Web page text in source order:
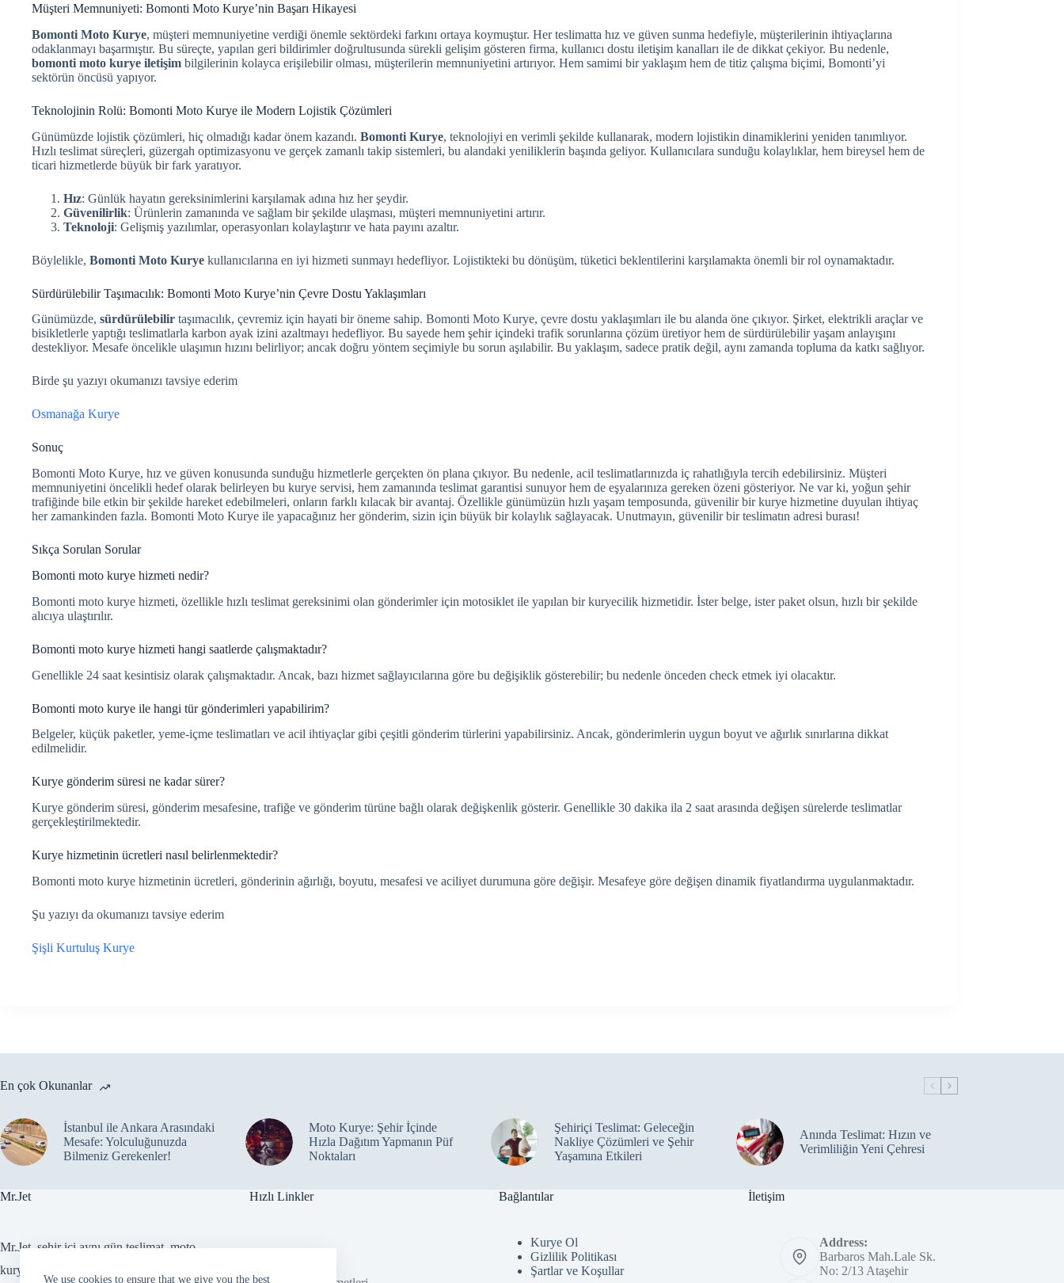
We use cookies to ensure that we give you the best
Müşteri Memnuniyeti: Bomonti Moto Kurye’nin Başarı Hikayesi
Bomonti Moto Kurye, müşteri memnuniyetine verdiği önemle sektördeki farkını ortaya koymuştur. Her teslimatta hız ve güven sunma hedefiyle, müşterilerinin ihtiyaçlarına
odaklanmayı başarmıştır. Bu süreçte, yapılan geri bildirimler doğrultusunda sürekli gelişim gösteren firma, kullanıcı dostu iletişim kanalları ile de dikkat çekiyor. Bu nedenle,
bomonti moto kurye iletişim bilgilerinin kolayca erişilebilir olması, müşterilerin memnuniyetini artırıyor. Hem samimi bir yaklaşım hem de titiz çalışma biçimi, Bomonti’yi
sektörün öncüsü yapıyor.
Teknolojinin Rolü: Bomonti Moto Kurye ile Modern Lojistik Çözümleri
Günümüzde lojistik çözümleri, hiç olmadığı kadar önem kazandı. Bomonti Kurye, teknolojiyi en verimli şekilde kullanarak, modern lojistikin dinamiklerini yeniden tanımlıyor.
Hızlı teslimat süreçleri, güzergah optimizasyonu ve gerçek zamanlı takip sistemleri, bu alandaki yeniliklerin başında geliyor. Kullanıcılara sunduğu kolaylıklar, hem bireysel hem de
ticari hizmetlerde büyük bir fark yaratıyor.
Hız: Günlük hayatın gereksinimlerini karşılamak adına hız her şeydir.
Güvenilirlik: Ürünlerin zamanında ve sağlam bir şekilde ulaşması, müşteri memnuniyetini artırır.
Teknoloji: Gelişmiş yazılımlar, operasyonları kolaylaştırır ve hata payını azaltır.
Böylelikle, Bomonti Moto Kurye kullanıcılarına en iyi hizmeti sunmayı hedefliyor. Lojistikteki bu dönüşüm, tüketici beklentilerini karşılamakta önemli bir rol oynamaktadır.
Sürdürülebilir Taşımacılık: Bomonti Moto Kurye’nin Çevre Dostu Yaklaşımları
Günümüzde, sürdürülebilir taşımacılık, çevremiz için hayati bir öneme sahip. Bomonti Moto Kurye, çevre dostu yaklaşımları ile bu alanda öne çıkıyor. Şirket, elektrikli araçlar ve
bisikletlerle yaptığı teslimatlarla karbon ayak izini azaltmayı hedefliyor. Bu sayede hem şehir içindeki trafik sorunlarına çözüm üretiyor hem de sürdürülebilir yaşam anlayışını
destekliyor. Mesafe öncelikle ulaşımın hızını belirliyor; ancak doğru yöntem seçimiyle bu sorun aşılabilir. Bu yaklaşım, sadece pratik değil, aynı zamanda topluma da katkı sağlıyor.
Birde şu yazıyı okumanızı tavsiye ederim
Osmanağa Kurye
Sonuç
Bomonti Moto Kurye, hız ve güven konusunda sunduğu hizmetlerle gerçekten ön plana çıkıyor. Bu nedenle, acil teslimatlarınızda iç rahatlığıyla tercih edebilirsiniz. Müşteri
memnuniyetini öncelikli hedef olarak belirleyen bu kurye servisi, hem zamanında teslimat garantisi sunuyor hem de eşyalarınıza gereken özeni gösteriyor. Ne var ki, yoğun şehir
trafiğinde bile etkin bir şekilde hareket edebilmeleri, onların farklı kılacak bir avantaj. Özellikle günümüzün hızlı yaşam temposunda, güvenilir bir kurye hizmetine duyulan ihtiyaç
her zamankinden fazla. Bomonti Moto Kurye ile yapacağınız her gönderim, sizin için büyük bir kolaylık sağlayacak. Unutmayın, güvenilir bir teslimatın adresi burası!
Sıkça Sorulan Sorular
Bomonti moto kurye hizmeti nedir?
Bomonti moto kurye hizmeti, özellikle hızlı teslimat gereksinimi olan gönderimler için motosiklet ile yapılan bir kuryecilik hizmetidir. İster belge, ister paket olsun, hızlı bir şekilde
alıcıya ulaştırılır.
Bomonti moto kurye hizmeti hangi saatlerde çalışmaktadır?
Genellikle 24 saat kesintisiz olarak çalışmaktadır. Ancak, bazı hizmet sağlayıcılarına göre bu değişiklik gösterebilir; bu nedenle önceden check etmek iyi olacaktır.
Bomonti moto kurye ile hangi tür gönderimleri yapabilirim?
Belgeler, küçük paketler, yeme-içme teslimatları ve acil ihtiyaçlar gibi çeşitli gönderim türlerini yapabilirsiniz. Ancak, gönderimlerin uygun boyut ve ağırlık sınırlarına dikkat
edilmelidir.
Kurye gönderim süresi ne kadar sürer?
Kurye gönderim süresi, gönderim mesafesine, trafiğe ve gönderim türüne bağlı olarak değişkenlik gösterir. Genellikle 30 dakika ila 2 saat arasında değişen sürelerde teslimatlar
gerçekleştirilmektedir.
Kurye hizmetinin ücretleri nasıl belirlenmektedir?
Bomonti moto kurye hizmetinin ücretleri, gönderinin ağırlığı, boyutu, mesafesi ve aciliyet durumuna göre değişir. Mesafeye göre değişen dinamik fiyatlandırma uygulanmaktadır.
Şu yazıyı da okumanızı tavsiye ederim
Şişli Kurtuluş Kurye
En çok Okunanlar
İstanbul ile Ankara Arasındaki
Mesafe: Yolculuğunuzda
Bilmeniz Gerekenler!
Moto Kurye: Şehir İçinde
Hızla Dağıtım Yapmanın Püf
Noktaları
Şehiriçi Teslimat: Geleceğin
Nakliye Çözümleri ve Şehir
Yaşamına Etkileri
Anında Teslimat: Hızın ve
Verimliliğin Yeni Çehresi
Mr.Jet
Mr.Jet, şehir içi aynı gün teslimat, moto
kurye ve kurumsal gönderi çözümleri
Hızlı Linkler Bağlantılar
Kurye Ol
Gizlilik Politikası
Şartlar ve Koşullar
İletişim
Address:
Barbaros Mah.Lale Sk.
No: 2/13 Ataşehir